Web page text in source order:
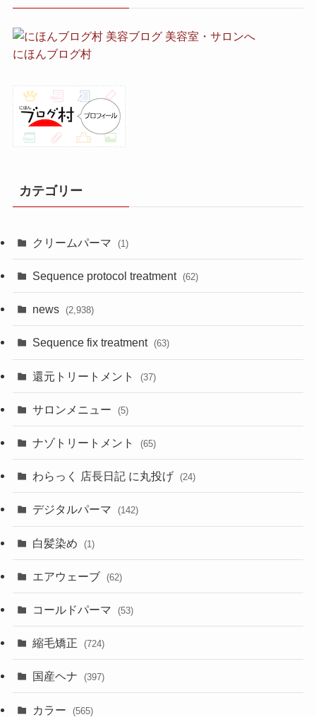
にほんブログ村
カテゴリー
クリームパーマ (1)
Sequence protocol treatment (62)
news (2,938)
Sequence fix treatment (63)
還元トリートメント (37)
サロンメニュー (5)
ナゾトリートメント (65)
わらっく 店長日記 に丸投げ (24)
デジタルパーマ (142)
白髪染め (1)
エアウェーブ (62)
コールドパーマ (53)
縮毛矯正 (724)
国産ヘナ (397)
カラー (565)